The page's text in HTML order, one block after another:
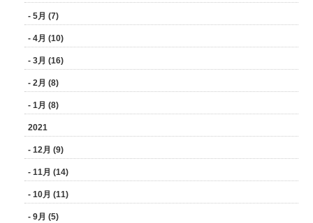
- 5月 (7)
- 4月 (10)
- 3月 (16)
- 2月 (8)
- 1月 (8)
2021
- 12月 (9)
- 11月 (14)
- 10月 (11)
- 9月 (5)